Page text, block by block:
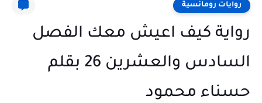
روايات رومانسية
رواية كيف اعيش معك الفصل
السادس والعشرين 26 بقلم
حسناء محمود